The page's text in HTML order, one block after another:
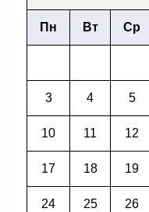
Пн Вт Ср
3 4 5
10 11 12
17 18 19
24 25 26